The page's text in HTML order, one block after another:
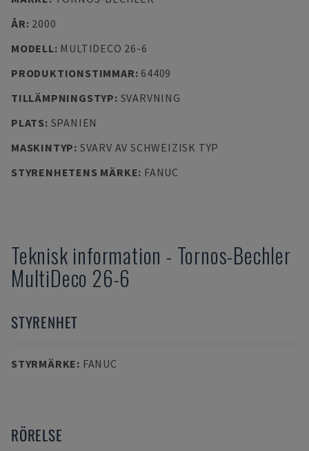
ÅR: 2000
MODELL: MULTIDECO 26-6
PRODUKTIONSTIMMAR: 64409
TILLÄMPNINGSTYP: SVARVNING
PLATS: SPANIEN
MASKINTYP: SVARV AV SCHWEIZISK TYP
STYRENHETENS MÄRKE: FANUC
Teknisk information - Tornos-Bechler
MultiDeco 26-6
STYRENHET
STYRMÄRKE: FANUC
RÖRELSE